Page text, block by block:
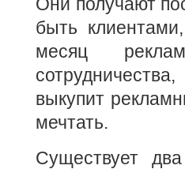
быть
месяц
выкупит
мечтать.
Существует